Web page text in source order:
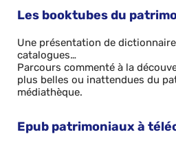
Les booktubes du
Une présentation de
catalogues…
Parcours commenté à la
plus belles ou inattendues du
médiathèque.
Epub patrimoniaux à